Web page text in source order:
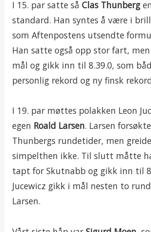
I 15. par satte så Clas Thunberg
standard. Han syntes å være i
som Aftenpostens utsendte
Han satte også opp stor fart,
mål og gikk inn til 8.39.0, som
personlig rekord og ny finsk
I 19. par møttes polakken Leon
egen Roald Larsen. Larsen
Thunbergs rundetider, men
simpelthen ikke. Til slutt måtte
tapt for Skutnabb og gikk inn til
Jucewicz gikk i mål nesten to
Larsen.